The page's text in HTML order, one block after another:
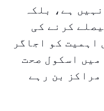
ہے، بلکہ
کرنے کی
اہمیت کو اجاگر
اسکول صحت
بن رہے